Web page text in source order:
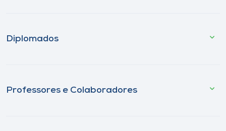
Diplomados
Professores e Colaboradores